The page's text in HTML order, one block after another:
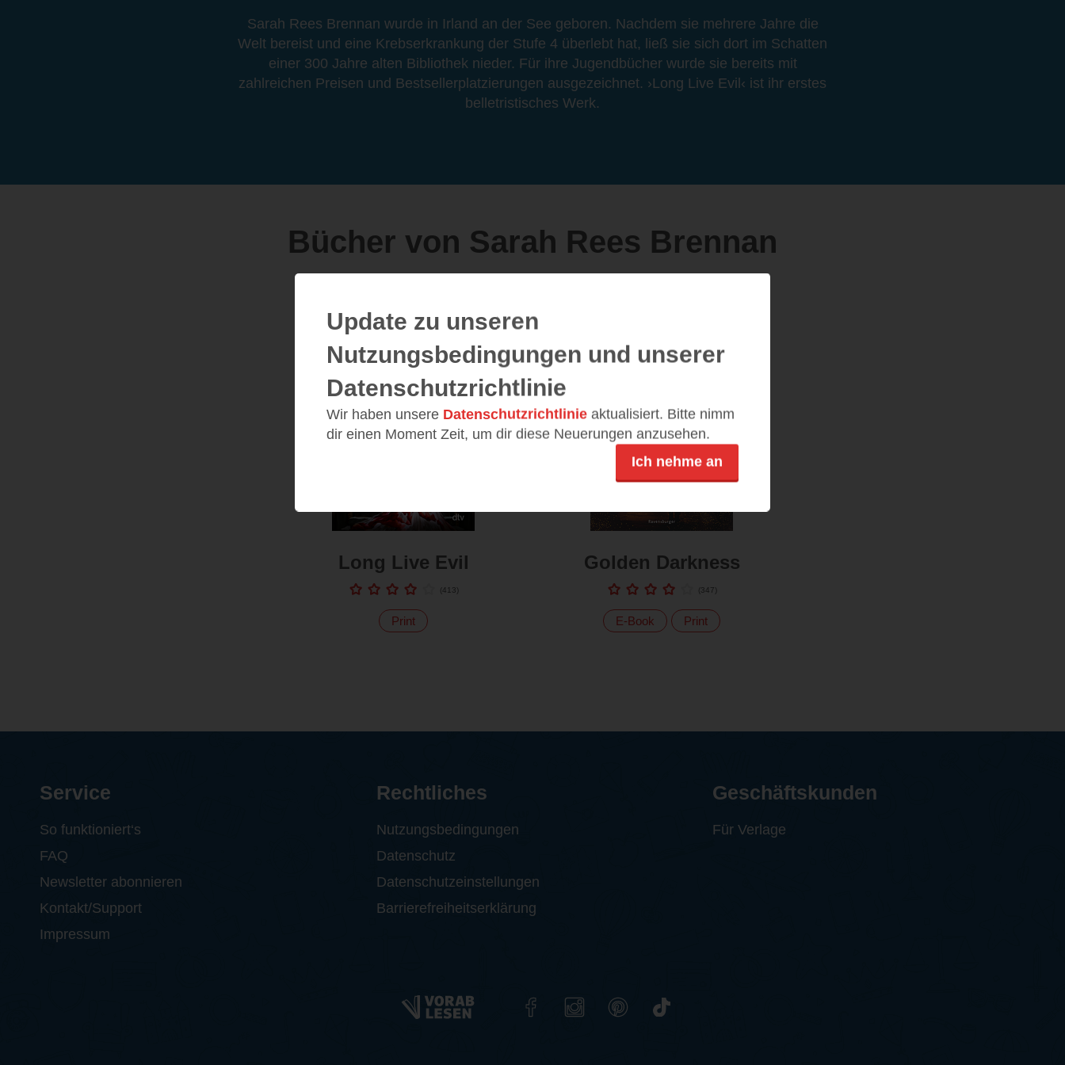
Sarah Rees Brennan wurde in Irland an der See geboren. Nachdem sie mehrere Jahre die
Welt bereist und eine Krebserkrankung der Stufe 4 überlebt hat, ließ sie sich dort im Schatten
einer 300 Jahre alten Bibliothek nieder. Für ihre Jugendbücher wurde sie bereits mit
zahlreichen Preisen und Bestsellerplatzierungen ausgezeichnet. ›Long Live Evil‹ ist ihr erstes
belletristisches Werk.
Bücher von Sarah Rees Brennan
Long Live Evil
(413)
Print
Golden Darkness
(347)
E-Book Print
Update zu unseren
Nutzungsbedingungen und unserer
Datenschutzrichtlinie
Wir haben unsere Datenschutzrichtlinie aktualisiert. Bitte nimm
dir einen Moment Zeit, um dir diese Neuerungen anzusehen.
Ich nehme an
Service
So funktioniert‘s
FAQ
Newsletter abonnieren
Kontakt/Support
Impressum
Rechtliches
Nutzungsbedingungen
Datenschutz
Datenschutzeinstellungen
Barrierefreiheitserklärung
Geschäftskunden
Für Verlage